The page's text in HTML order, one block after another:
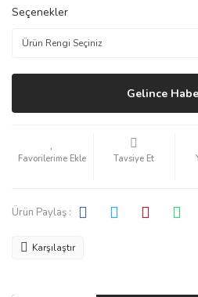
Seçenekler
Gelince
Tavsiye Et
Ürün Paylaş :
Karşılaştır